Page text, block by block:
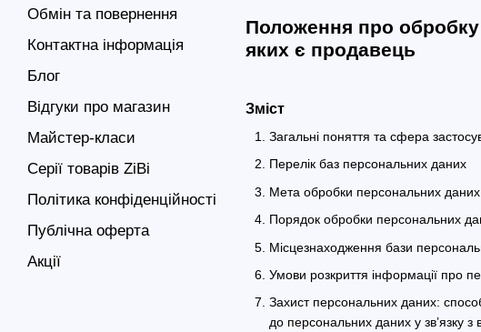
Положення про обробку
яких є продавець
Зміст
Загальні поняття та сфера
Перелік баз персональних даних
Мета обробки персональних даних
Порядок обробки персональних
Місцезнаходження бази
Умови розкриття інформації про
Захист персональних даних:
до персональних даних у зв’язку з
Обмін та повернення
Контактна інформація
Блог
Відгуки про магазин
Майстер-класи
Серії товарів ZiBi
Політика конфіденційності
Публічна оферта
Акції